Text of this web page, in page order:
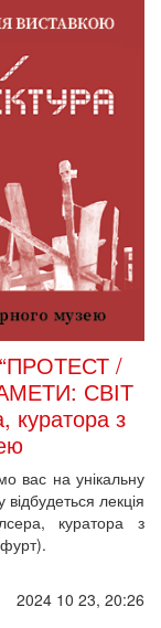
“ПРОТЕСТ /
СВІТ
куратора з
вас на унікальну
лекція
куратора з
2024 10 23, 20:26